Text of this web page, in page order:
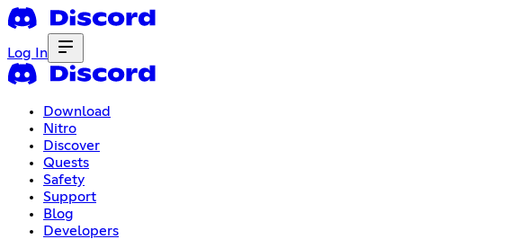
Log In
Download
Nitro
Discover
Quests
Safety
Support
Blog
Developers